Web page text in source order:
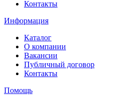
Контакты
Информация
Каталог
О компании
Вакансии
Публичный договор
Контакты
Помощь